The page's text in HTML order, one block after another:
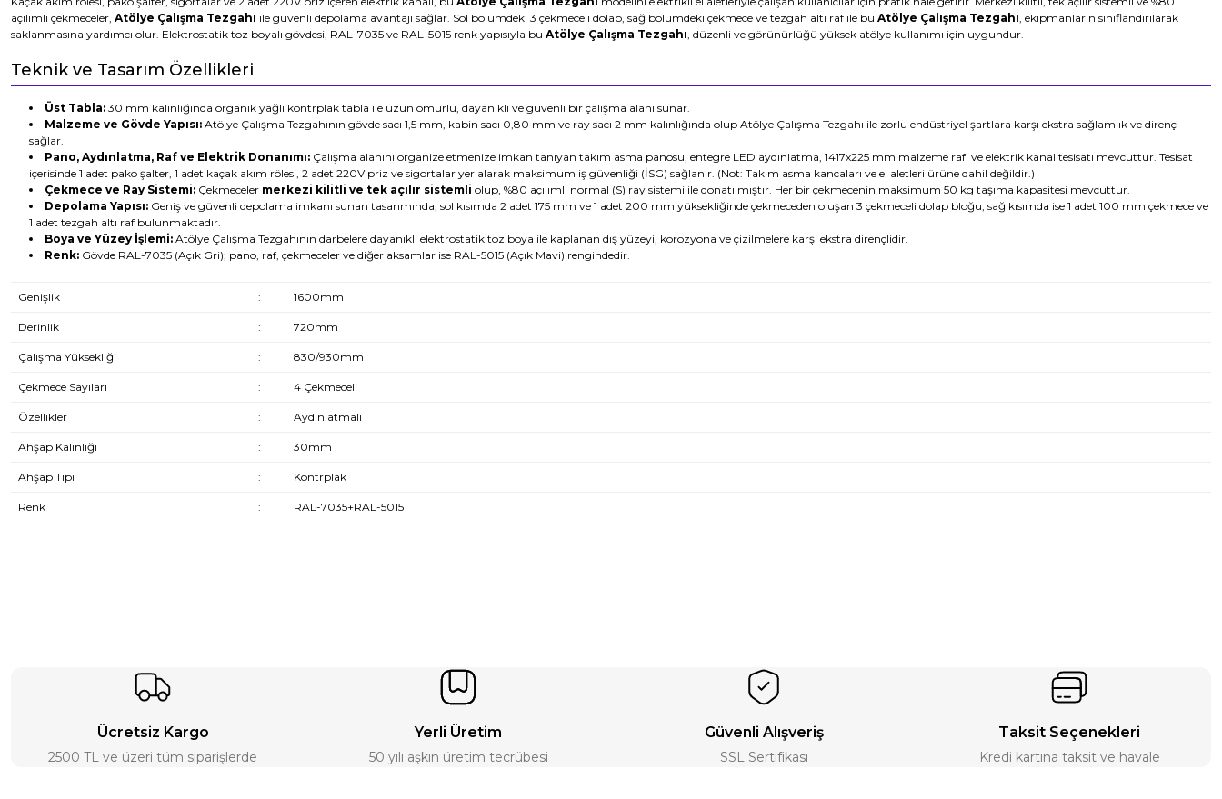
açılımlı çekmeceler, Atölye Çalışma Tezgahı ile güvenli depolama avantajı sağlar. Sol bölümdeki 3 çekmeceli dolap, sağ bölümdeki çekmece ve tezgah altı raf ile bu Atölye Çalışma Tezgahı, ekipmanların sınıflandırılarak
saklanmasına yardımcı olur. Elektrostatik toz boyalı gövdesi, RAL-7035 ve RAL-5015 renk yapısıyla bu Atölye Çalışma Tezgahı, düzenli ve görünürlüğü yüksek atölye kullanımı için uygundur.
Teknik ve Tasarım Özellikleri
Üst Tabla: 30 mm kalınlığında organik yağlı kontrplak tabla ile uzun ömürlü, dayanıklı ve güvenli bir çalışma alanı sunar.
Malzeme ve Gövde Yapısı: Atölye Çalışma Tezgahının gövde sacı 1,5 mm, kabin sacı 0,80 mm ve ray sacı 2 mm kalınlığında olup Atölye Çalışma Tezgahı ile zorlu endüstriyel şartlara karşı ekstra sağlamlık ve direnç
sağlar.
Pano, Aydınlatma, Raf ve Elektrik Donanımı: Çalışma alanını organize etmenize imkan tanıyan takım asma panosu, entegre LED aydınlatma, 1417x225 mm malzeme rafı ve elektrik kanal tesisatı mevcuttur. Tesisat
içerisinde 1 adet pako şalter, 1 adet kaçak akım rölesi, 2 adet 220V priz ve sigortalar yer alarak maksimum iş güvenliği (İSG) sağlanır. (Not: Takım asma kancaları ve el aletleri ürüne dahil değildir.)
Çekmece ve Ray Sistemi: Çekmeceler merkezi kilitli ve tek açılır sistemli olup, %80 açılımlı normal (S) ray sistemi ile donatılmıştır. Her bir çekmecenin maksimum 50 kg taşıma kapasitesi mevcuttur.
Depolama Yapısı: Geniş ve güvenli depolama imkanı sunan tasarımında; sol kısımda 2 adet 175 mm ve 1 adet 200 mm yüksekliğinde çekmeceden oluşan 3 çekmeceli dolap bloğu; sağ kısımda ise 1 adet 100 mm çekmece ve
1 adet tezgah altı raf bulunmaktadır.
Boya ve Yüzey İşlemi: Atölye Çalışma Tezgahının darbelere dayanıklı elektrostatik toz boya ile kaplanan dış yüzeyi, korozyona ve çizilmelere karşı ekstra dirençlidir.
Renk: Gövde RAL-7035 (Açık Gri); pano, raf, çekmeceler ve diğer aksamlar ise RAL-5015 (Açık Mavi) rengindedir.
Genişlik : 1600mm
Derinlik : 720mm
Çalışma Yüksekliği : 830/930mm
Çekmece Sayıları : 4 Çekmeceli
Özellikler : Aydınlatmalı
Ahşap Kalınlığı : 30mm
Ahşap Tipi : Kontrplak
Renk : RAL-7035+RAL-5015
Ücretsiz Kargo
2500 TL ve üzeri tüm siparişlerde
Yerli Üretim
50 yılı aşkın üretim tecrübesi
Güvenli Alışveriş
SSL Sertifikası
Taksit Seçenekleri
Kredi kartına taksit ve havale